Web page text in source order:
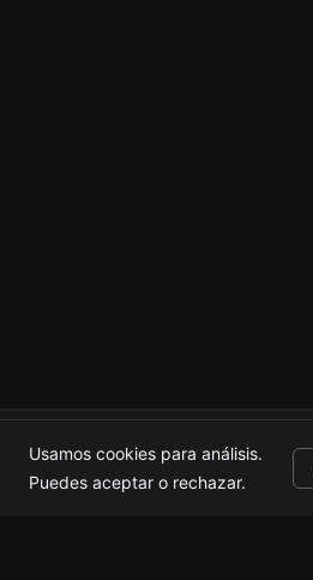
Bloquea Shorts, Reels y TikTok
Usamos cookies para análisis.
Puedes aceptar o rechazar.